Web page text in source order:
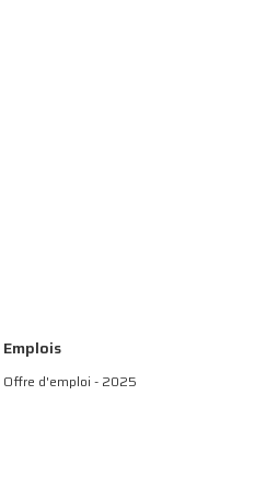
Emplois
Offre d'emploi - 2025